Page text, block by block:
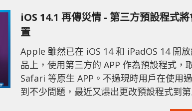
iOS 14.1 再傳災情 - 第三方預設程式
置
Apple 雖然已在 iOS 14 和 iPadOS 14 開
品上，使用第三方的 APP 作為預設程式，
Safari 等原生 APP。不過現時用戶在使用
到不少問題，最近又爆出更改預設程式到